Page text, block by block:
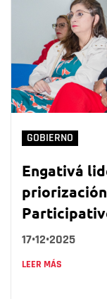
GOBIERNO
Engativá
17•12•2025
LEER MÁS